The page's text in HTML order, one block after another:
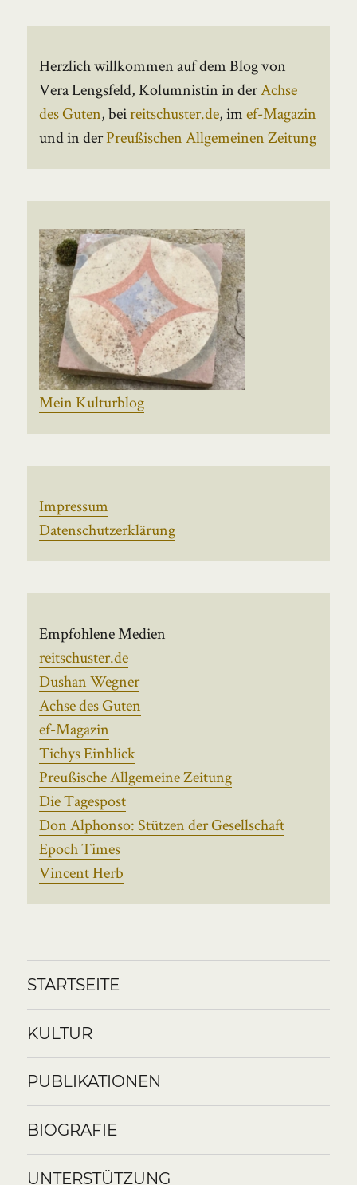
Herzlich willkommen auf dem Blog von
Vera Lengsfeld, Kolumnistin in derAchse
des Guten, beireitschuster.de, imef-Magazin
und in derPreußischen Allgemeinen Zeitung
Mein Kulturblog
Impressum
Datenschutzerklärung
Empfohlene Medien
reitschuster.de
Dushan Wegner
Achse des Guten
ef-Magazin
Tichys Einblick
Preußische Allgemeine Zeitung
Die Tagespost
Don Alphonso: Stützen der Gesellschaft
Epoch Times
Vincent Herb
STARTSEITE
KULTUR
PUBLIKATIONEN
BIOGRAFIE
UNTERSTÜTZUNG